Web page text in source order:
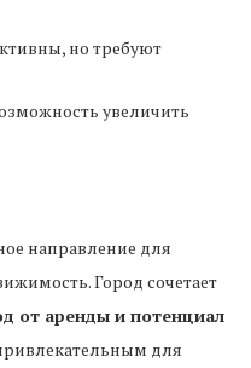
но требуют
увеличить
направление для
Город сочетает
от аренды и потенциал
для